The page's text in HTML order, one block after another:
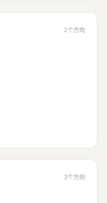
2个方向
3个方向